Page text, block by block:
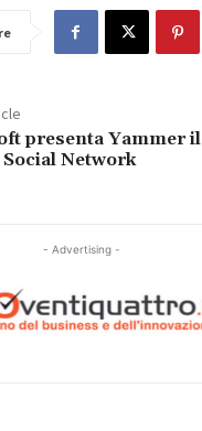
presenta Yammer il
Network
- Advertising -